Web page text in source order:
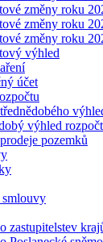
změny roku
změny roku
změny roku
výhled
účet
výhled
pozemků
zastupitelstev